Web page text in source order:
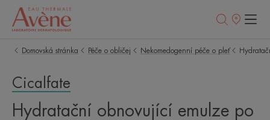
Prodejní
Domovská stránka Péče o obličej Nekomedogenní péče o pleť
Cicalfate
Hydratační obnovující emulze po